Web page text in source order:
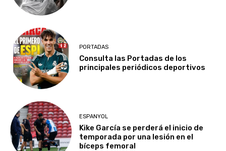
PORTADAS
Consulta las Portadas de los
principales periódicos deportivos
ESPANYOL
Kike García se perderá el inicio de
temporada por una lesión en el
bíceps femoral